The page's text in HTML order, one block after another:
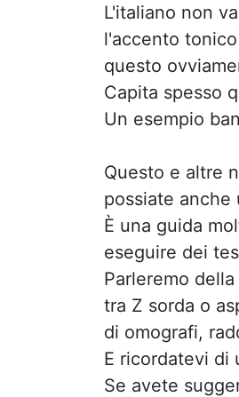
L'italiano non
l'accento
questo
Capita spesso
Un esempio
Questo e altre
possiate
È una guida
eseguire dei
Parleremo
tra Z sorda o
di omografi,
E ricordatevi di
Se avete